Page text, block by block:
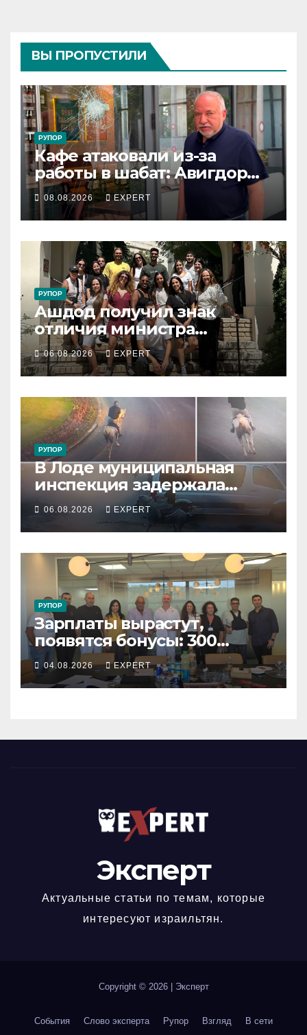
ВЫ ПРОПУСТИЛИ
РУПОР
Кафе атаковали из-за
работы в шабат: Авигдор
Либерман приехал
поддержать владельцев
08.08.2026 EXPERT
РУПОР
Ашдод получил знак
отличия министра
обороны за поддержку
резервистов
06.08.2026 EXPERT
РУПОР
В Лоде муниципальная
инспекция задержала
подростка, устроившего
опасную скачку на лошади
по улицам города
06.08.2026 EXPERT
РУПОР
Зарплаты вырастут,
появятся бонусы: 300
сотрудников «Штраус»
получили новый
коллективный договор
04.08.2026 EXPERT
Эксперт
Актуальные статьи по темам, которые
интересуют израильтян.
Copyright © 2026 Эксперт
События Слово эксперта Рупор Взгляд В сети